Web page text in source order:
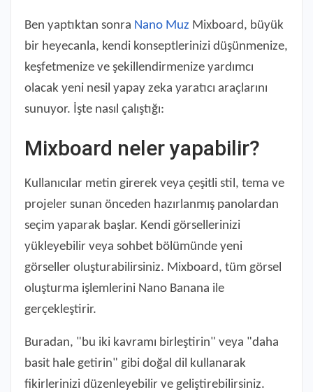
Ben yaptıktan sonra Nano Muz Mixboard, büyük
bir heyecanla, kendi konseptlerinizi düşünmenize,
keşfetmenize ve şekillendirmenize yardımcı
olacak yeni nesil yapay zeka yaratıcı araçlarını
sunuyor. İşte nasıl çalıştığı:
Mixboard neler yapabilir?
Kullanıcılar metin girerek veya çeşitli stil, tema ve
projeler sunan önceden hazırlanmış panolardan
seçim yaparak başlar. Kendi görsellerinizi
yükleyebilir veya sohbet bölümünde yeni
görseller oluşturabilirsiniz. Mixboard, tüm görsel
oluşturma işlemlerini Nano Banana ile
gerçekleştirir.
Buradan, "bu iki kavramı birleştirin" veya "daha
basit hale getirin" gibi doğal dil kullanarak
fikirlerinizi düzenleyebilir ve geliştirebilirsiniz.